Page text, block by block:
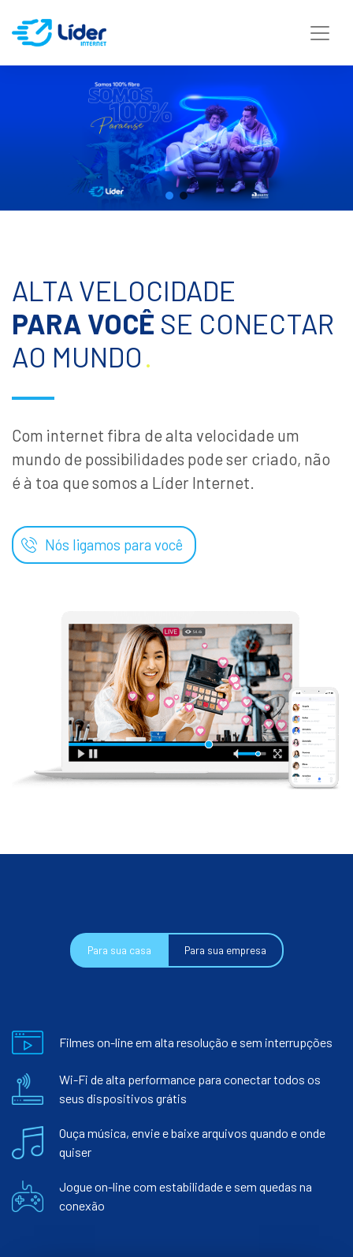
ALTA VELOCIDADE
PARA VOCÊ SE CONECTAR
AO MUNDO.
Com internet fibra de alta velocidade um
mundo de possibilidades pode ser criado, não
é à toa que somos a Líder Internet.
Nós ligamos para você
Para sua casa Para sua empresa
Filmes on-line em alta resolução e sem interrupções
Wi-Fi de alta performance para conectar todos os
seus dispositivos grátis
Ouça música, envie e baixe arquivos quando e onde
quiser
Jogue on-line com estabilidade e sem quedas na
conexão